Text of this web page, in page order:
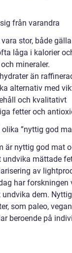
från varandra
stor, både
låga i kalorier
mineraler.
än
alternativ med
och kvalitativt
fetter och
”nyttig god
är nyttig god mat
undvika mättade
av
har forskningen
dem.
som paleo,
beroende på